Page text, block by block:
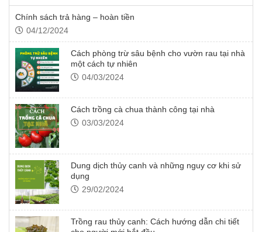
Chính sách trả hàng – hoàn tiền
04/12/2024
Cách phòng trừ sâu bệnh cho vườn rau tại nhà
một cách tự nhiên
04/03/2024
Cách trồng cà chua thành công tại nhà
03/03/2024
Dung dịch thủy canh và những nguy cơ khi sử
dụng
29/02/2024
Trồng rau thủy canh: Cách hướng dẫn chi tiết